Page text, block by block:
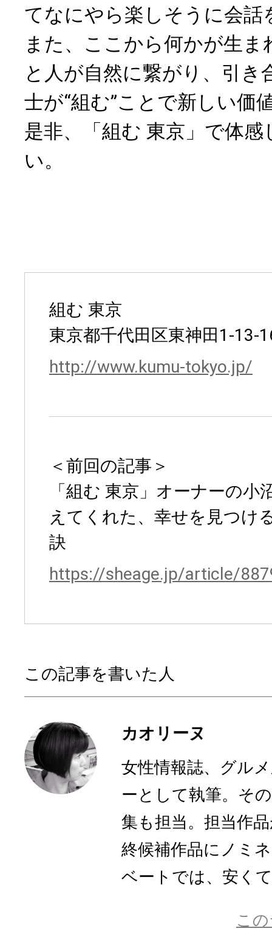
てなにやら楽しそうに会話
また、ここから何かが生ま
と人が自然に繋がり、引き
士が“組む”ことで新しい価
是非、「組む 東京」で体
い。
組む 東京
東京都千代田区東神田1-13-
http://www.kumu-tokyo.jp/
＜前回の記事＞
「組む 東京」オーナーの小
えてくれた、幸せを見つけ
訣
https://sheage.jp/article/
この記事を書いた人
カオリーヌ
女性情報誌、グル
ーとして執筆。そ
集も担当。担当作
終候補作品にノミ
ベートでは、安く
こ